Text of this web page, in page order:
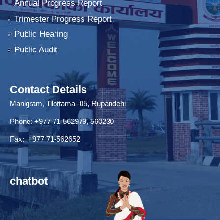
Annual Progress Report
Trimester Progress Report
Public Hearing
Public Audit
Contact Details
Manigram, Tilottama -05, Rupandehi
Phone: +977 71-562979, 560230
Fax: +977 71-562652
chatbot